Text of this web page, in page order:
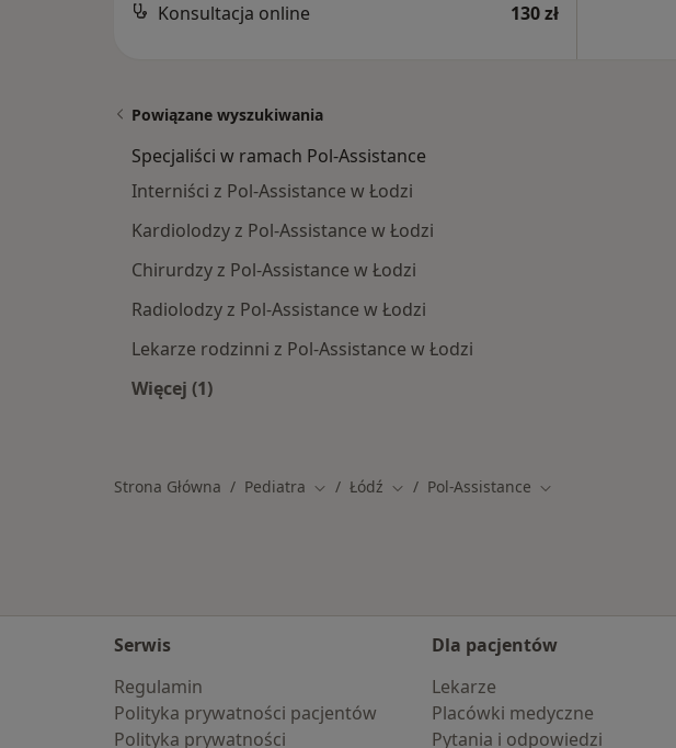
Konsultacja online
130 zł
Powiązane wyszukiwania
Specjaliści w ramach Pol-Assistance
Interniści z Pol-Assistance w Łodzi
Kardiolodzy z Pol-Assistance w Łodzi
Chirurdzy z Pol-Assistance w Łodzi
Radiolodzy z Pol-Assistance w Łodzi
Lekarze rodzinni z Pol-Assistance w Łodzi
Więcej (1)
Strona Główna Pediatra Zmień miasto
Łódź Zmień miasto
Pol-Assistance Zmień miasto
Serwis
Regulamin
Polityka prywatności pacjentów
Polityka prywatności
Dla pacjentów
Lekarze
Placówki medyczne
Pytania i odpowiedzi